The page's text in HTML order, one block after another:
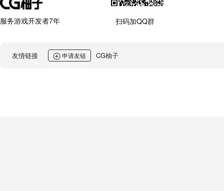
服务游戏开发者7年 扫码加QQ群
友情链接 申请友链 CG柚子